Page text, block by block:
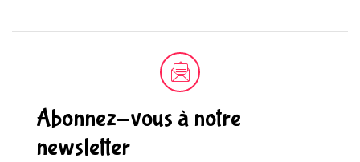
Abonnez-vous à notre
newsletter